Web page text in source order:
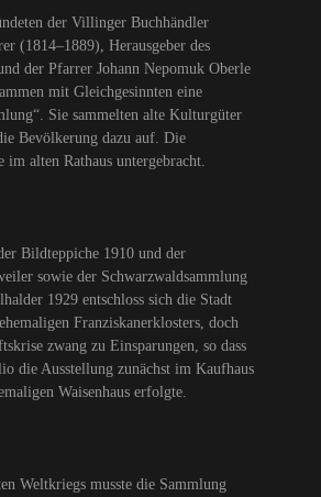
der Villinger Buchhändler
(1814–1889), Herausgeber des
der Pfarrer Johann Nepomuk Oberle
mit Gleichgesinnten eine
Sie sammelten alte Kulturgüter
Bevölkerung dazu auf. Die
im alten Rathaus untergebracht.
Bildteppiche 1910 und der
sowie der Schwarzwaldsammlung
1929 entschloss sich die Stadt
Franziskanerklosters, doch
zwang zu Einsparungen, so dass
die Ausstellung zunächst im Kaufhaus
Waisenhaus erfolgte.
Weltkriegs musste die Sammlung